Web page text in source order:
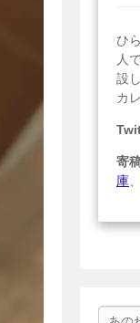
ひ
人
設
カ
寄
庫